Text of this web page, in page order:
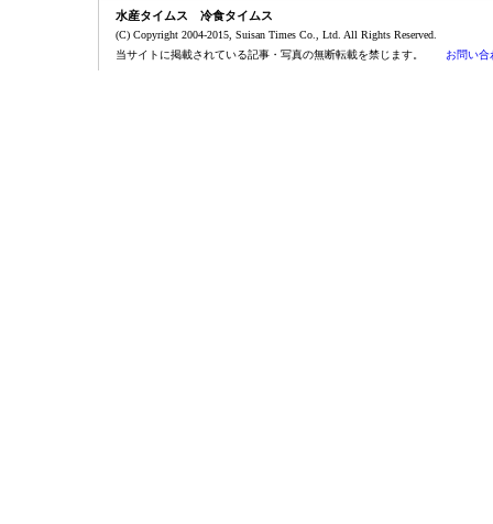
水産タイムス 冷食タイムス
(C) Copyright 2004-2015, Suisan Times Co., Ltd. All Rights Reserved.
当サイトに掲載されている記事・写真の無断転載を禁じます。 お問い合